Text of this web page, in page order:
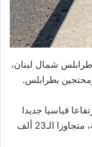
شمال لبنان،
قياسيا جديدا
عقب اعتذار سعد الحريري عن تشكيل الحكومة، متجاوزا الـ23 ألف